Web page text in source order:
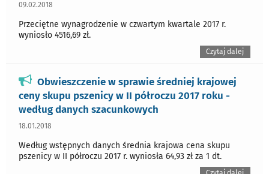
09.02.2018
Przeciętne wynagrodzenie w czwartym kwartale 2017 r.
wyniosło 4516,69 zł.
Czytaj dalej
Obwieszczenie w sprawie średniej krajowej
ceny skupu pszenicy w II półroczu 2017 roku -
według danych szacunkowych
18.01.2018
Według wstępnych danych średnia krajowa cena skupu
pszenicy w II półroczu 2017 r. wyniosła 64,93 zł za 1 dt.